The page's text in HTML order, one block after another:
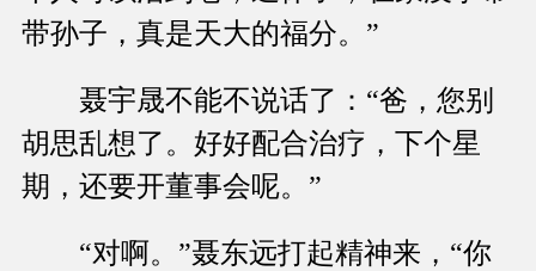
带孙子，真是天大的福分。”
聂宇晟不能不说话了：“爸，您别
胡思乱想了。好好配合治疗，下个星
期，还要开董事会呢。”
“对啊。”聂东远打起精神来，“你